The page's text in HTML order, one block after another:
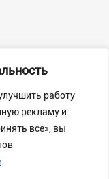
работу
рекламу и
все», вы